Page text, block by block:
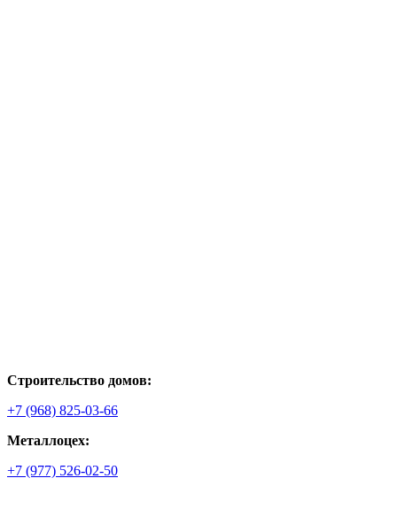
Строительство домов:
+7 (968) 825-03-66
Металлоцех:
+7 (977) 526-02-50